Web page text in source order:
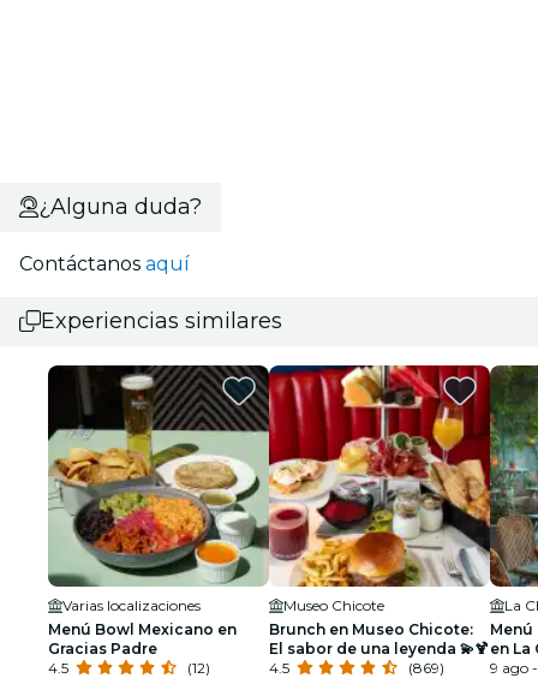
¿Alguna duda?
Contáctanos aquí
Experiencias similares
Varias localizaciones
Menú Bowl Mexicano en
Gracias Padre
4.5
(12)
Museo Chicote
Brunch en Museo Chicote:
El sabor de una leyenda 💫🍹
4.5
(869)
La
en La
9 ago